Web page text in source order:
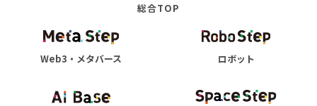
総合TOP
Web3・メタバース ロボット